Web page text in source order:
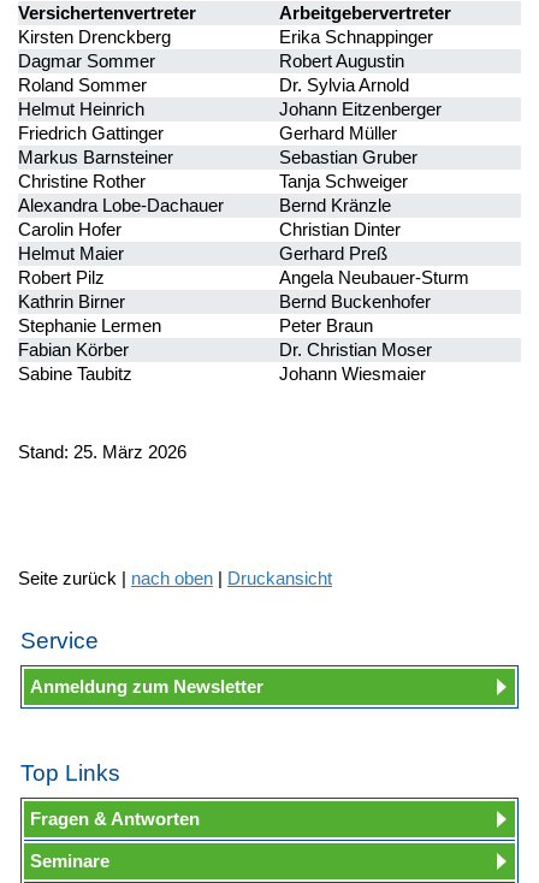
Versichertenvertreter
Arbeitgebervertreter
Kirsten Drenckberg
Erika Schnappinger
Dagmar Sommer
Robert Augustin
Roland Sommer
Dr. Sylvia Arnold
Helmut Heinrich
Johann Eitzenberger
Friedrich Gattinger
Gerhard Müller
Markus Barnsteiner
Sebastian Gruber
Christine Rother
Tanja Schweiger
Alexandra Lobe-Dachauer
Bernd Kränzle
Carolin Hofer
Christian Dinter
Helmut Maier
Gerhard Preß
Robert Pilz
Angela Neubauer-Sturm
Kathrin Birner
Bernd Buckenhofer
Stephanie Lermen
Peter Braun
Fabian Körber
Dr. Christian Moser
Sabine Taubitz
Johann Wiesmaier
Stand: 25. März 2026
Seite zurück | nach oben | Druckansicht
Service
Anmeldung zum Newsletter
Top Links
Fragen & Antworten
Seminare